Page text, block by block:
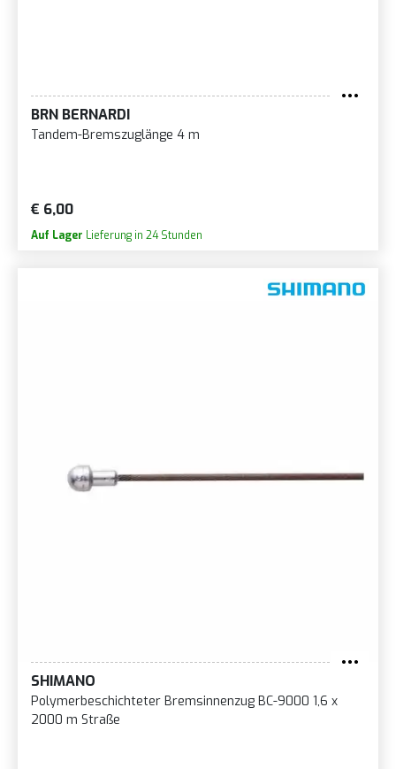
BRN BERNARDI
Tandem-Bremszuglänge 4 m
€ 6,00
Auf Lager Lieferung in 24 Stunden
SHIMANO
Polymerbeschichteter Bremsinnenzug BC-9000 1,6 x
2000 m Straße